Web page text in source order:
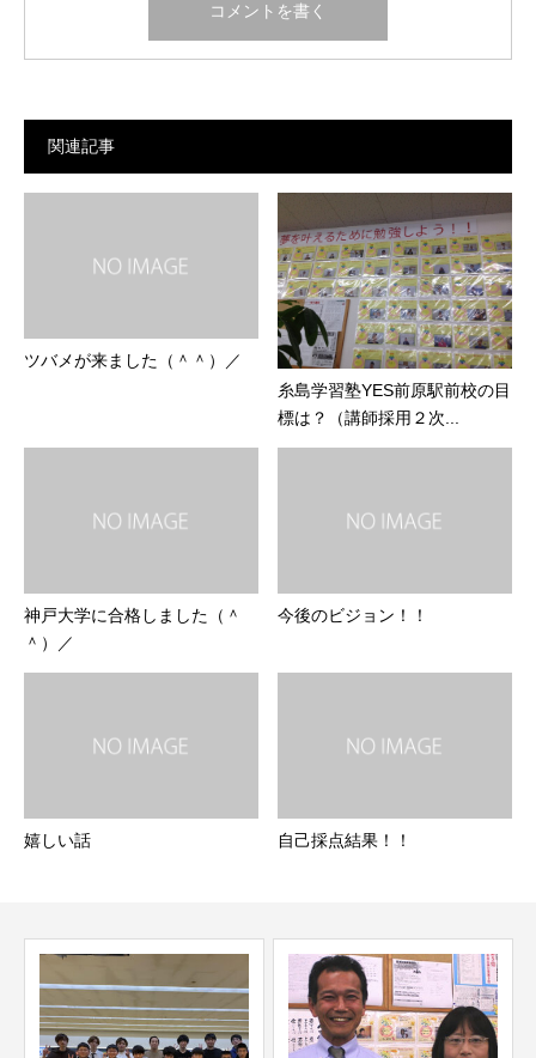
関連記事
ツバメが来ました（＾＾）／
糸島学習塾YES前原駅前校の目
標は？（講師採用２次...
神戸大学に合格しました（＾
＾）／
今後のビジョン！！
嬉しい話 自己採点結果！！